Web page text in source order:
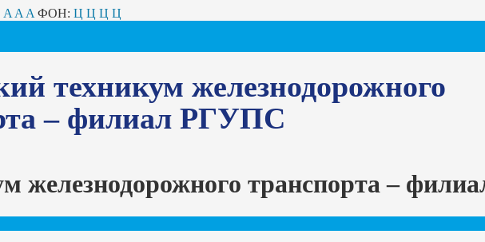
A A A ФОН: Ц Ц Ц Ц
техникум железнодорожного
– филиал РГУПС
железнодорожного транспорта –